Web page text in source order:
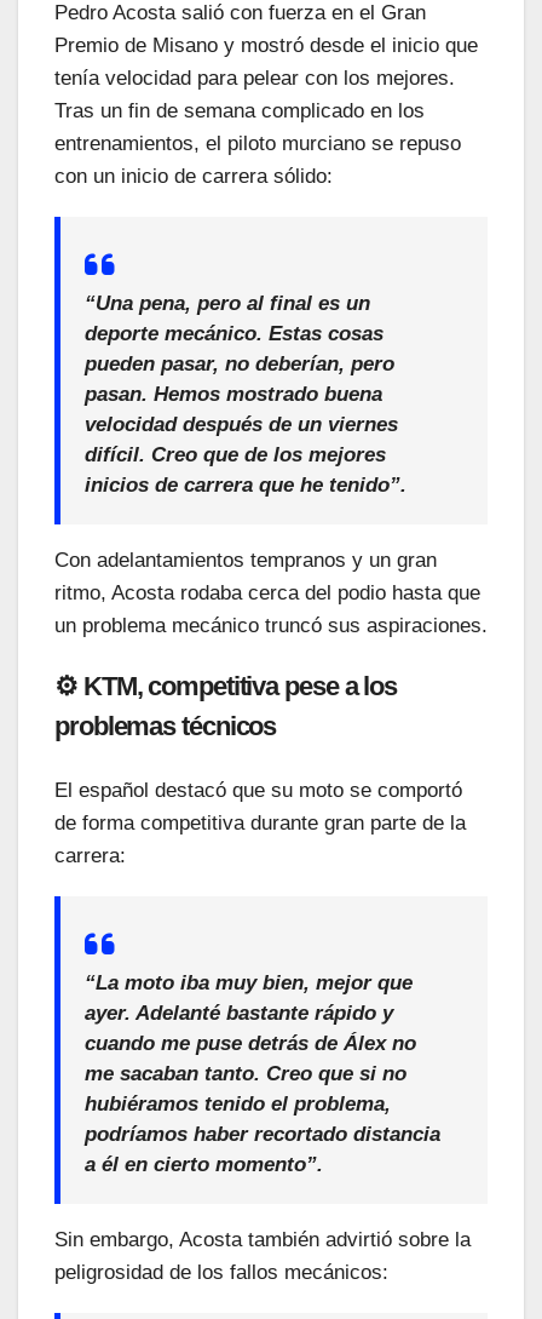
Pedro Acosta salió con fuerza en el Gran
Premio de Misano y mostró desde el inicio que
tenía velocidad para pelear con los mejores.
Tras un fin de semana complicado en los
entrenamientos, el piloto murciano se repuso
con un inicio de carrera sólido:
“Una pena, pero al final es un
deporte mecánico. Estas cosas
pueden pasar, no deberían, pero
pasan. Hemos mostrado buena
velocidad después de un viernes
difícil. Creo que de los mejores
inicios de carrera que he tenido”.
Con adelantamientos tempranos y un gran
ritmo, Acosta rodaba cerca del podio hasta que
un problema mecánico truncó sus aspiraciones.
⚙️ KTM, competitiva pese a los
problemas técnicos
El español destacó que su moto se comportó
de forma competitiva durante gran parte de la
carrera:
“La moto iba muy bien, mejor que
ayer. Adelanté bastante rápido y
cuando me puse detrás de Álex no
me sacaban tanto. Creo que si no
hubiéramos tenido el problema,
podríamos haber recortado distancia
a él en cierto momento”.
Sin embargo, Acosta también advirtió sobre la
peligrosidad de los fallos mecánicos: